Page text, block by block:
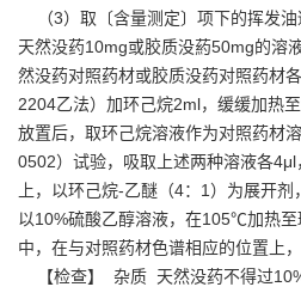
（3）取〔含量测定〕项下的挥发
天然没药10mg或胶质没葯50mg的溶
然没药对照药材或胶质没药对照药材
2204乙法）加环己烷2ml，缓缓加热
放置后，取环己烷溶液作为对照药材
0502）试验，吸取上述两种溶液各
上，以环己烷-乙醚（4：1）为展开
以10%硫酸乙醇溶液，在105℃加热
中，在与对照药材色谱相应的位置上
【检查】 杂质 天然没药不得过